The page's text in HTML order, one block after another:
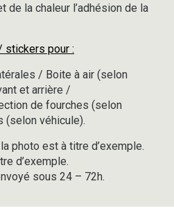
de la chaleur l’adhésion de la
stickers pour :
/ Boite à air (selon
et arrière /
de fourches (selon
(selon véhicule).
photo est à titre d’exemple.
d’exemple.
sous 24 – 72h.